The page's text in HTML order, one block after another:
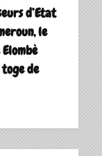
d’Etat
le
de